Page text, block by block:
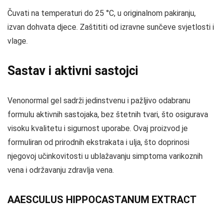
Čuvati na temperaturi do 25 °C, u originalnom pakiranju,
izvan dohvata djece. Zaštititi od izravne sunčeve svjetlosti i
vlage.
Sastav i aktivni sastojci
Venonormal gel sadrži jedinstvenu i pažljivo odabranu
formulu aktivnih sastojaka, bez štetnih tvari, što osigurava
visoku kvalitetu i sigurnost uporabe. Ovaj proizvod je
formuliran od prirodnih ekstrakata i ulja, što doprinosi
njegovoj učinkovitosti u ublažavanju simptoma varikoznih
vena i održavanju zdravlja vena.
AAESCULUS HIPPOCASTANUM EXTRACT